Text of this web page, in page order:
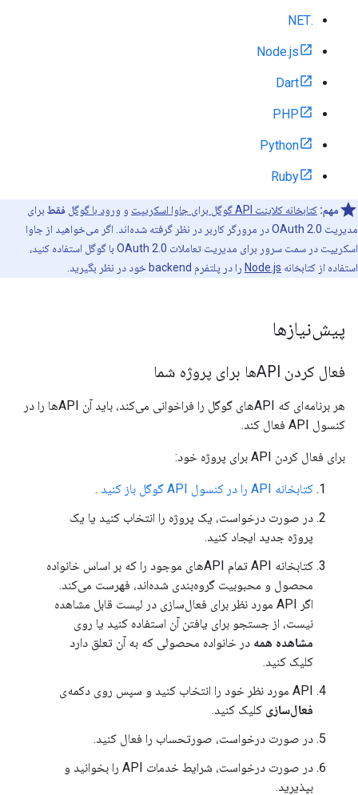
.NET
Node.js
Dart
PHP
Python
Ruby
مهم: کتابخانه کلاینت API گوگل برای جاوا اسکریپت و ورود با گوگل فقط برای
مدیریت OAuth 2.0 در مرورگر کاربر در نظر گرفته شده‌اند. اگر می‌خواهید از جاوا
اسکریپت در سمت سرور برای مدیریت تعاملات OAuth 2.0 با گوگل استفاده کنید،
استفاده از کتابخانه Node.js را در پلتفرم backend خود در نظر بگیرید.
پیش‌نیازها
فعال کردن APIها برای پروژه شما
هر برنامه‌ای که APIهای گوگل را فراخوانی می‌کند، باید آن APIها را در
کنسول API فعال کند.
برای فعال کردن API برای پروژه خود:
کتابخانه API را در کنسول API گوگل باز کنید
.
در صورت درخواست، یک پروژه را انتخاب کنید یا یک
پروژه جدید ایجاد کنید.
کتابخانه API تمام APIهای موجود را که بر اساس خانواده
محصول و محبوبیت گروه‌بندی شده‌اند، فهرست می‌کند.
اگر API مورد نظر برای فعال‌سازی در لیست قابل مشاهده
نیست، از جستجو برای یافتن آن استفاده کنید یا روی
مشاهده همه در خانواده محصولی که به آن تعلق دارد
کلیک کنید.
API مورد نظر خود را انتخاب کنید و سپس روی دکمه‌ی
فعال‌سازی کلیک کنید.
در صورت درخواست، صورتحساب را فعال کنید.
در صورت درخواست، شرایط خدمات API را بخوانید و
بپذیرید.